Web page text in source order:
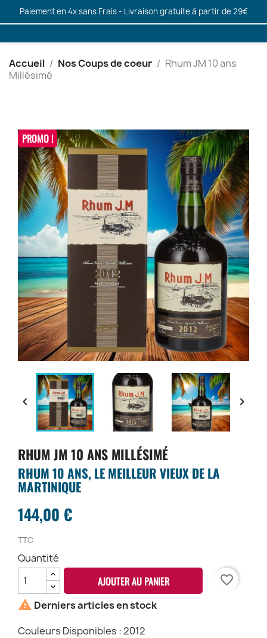
Paiement en 4x sans Frais - Livraison gratuite à partir de 29€
Accueil Nos Coups de coeur
Rhum JM 10 ans
Millésimé
PROMO !
 
RHUM JM 10 ANS MILLÉSIMÉ
RHUM 10 ANS, LE MEILLEUR VIEUX DE LA
MARTINIQUE
144,00 €
TTC
Quantité
AJOUTER AU PANIER favorite_border
 Derniers articles en stock
Couleurs Disponibles : 2012